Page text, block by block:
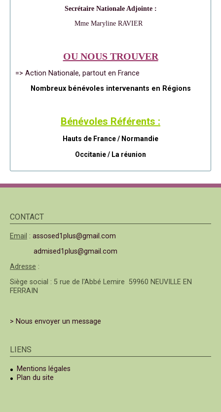
Secrétaire Nationale Adjointe :
Mme Maryline RAVIER
OU NOUS TROUVER
=> Action Nationale, partout en France
Nombreux bénévoles intervenants en Régions
Bénévoles Référents :
Hauts de France / Normandie
Occitanie / La réunion
CONTACT
Email : assosed1plus@gmail.com
admised1plus@gmail.com
Adresse :
Siège social : 5 rue de l'Abbé Lemire 59960 NEUVILLE EN
FERRAIN
> Nous envoyer un message
LIENS
Mentions légales
Plan du site